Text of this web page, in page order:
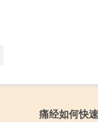
痛经如何快